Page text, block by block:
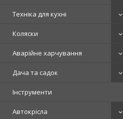
Техніка для кухні
Коляски
Аварійне харчування
Дача та садок
Інструменти
Автокрісла